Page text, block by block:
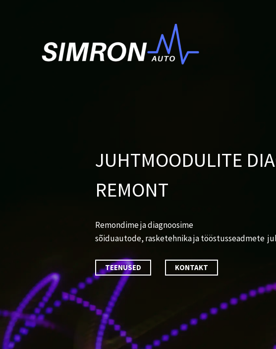
JUHTMOODULITE
REMONT
Remondime ja diagnoosime
sõiduautode, rasketehnika ja tööstusseadmete
TEENUSED KONTAKT